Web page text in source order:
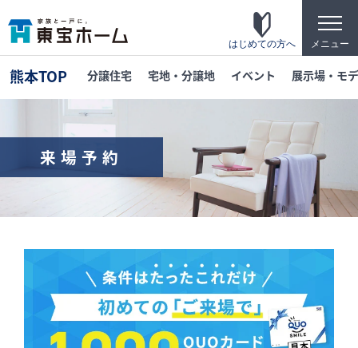
t
o
g
g
e
o
n
メニュー
はじめての方へ
東宝ホームの家づくり
家がお施主様にとって「満足して喜ばれている
家」になっている事を目指して・・・
東宝ホームが自信を持ってお伝えできる「高品
質」「長期優良」「安心な保証」「宿泊体験」
の4つのポイントを詳しく紹介します。
テクノロジー
熊本TOP 分譲住宅 宅地・分譲地 イベント 展示場・モ
来場予約